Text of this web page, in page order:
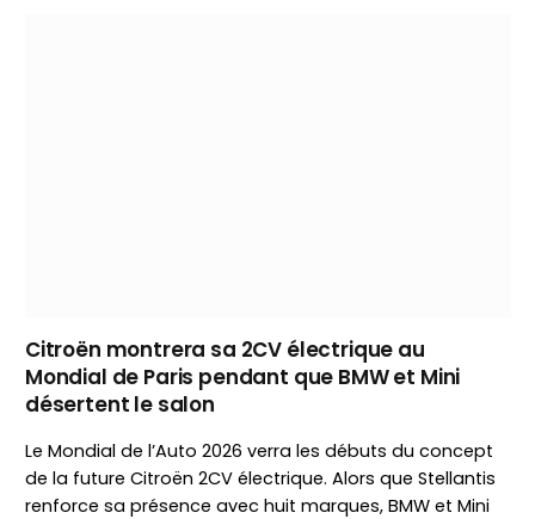
Citroën montrera sa 2CV électrique au
Mondial de Paris pendant que BMW et Mini
désertent le salon
Le Mondial de l’Auto 2026 verra les débuts du concept
de la future Citroën 2CV électrique. Alors que Stellantis
renforce sa présence avec huit marques, BMW et Mini